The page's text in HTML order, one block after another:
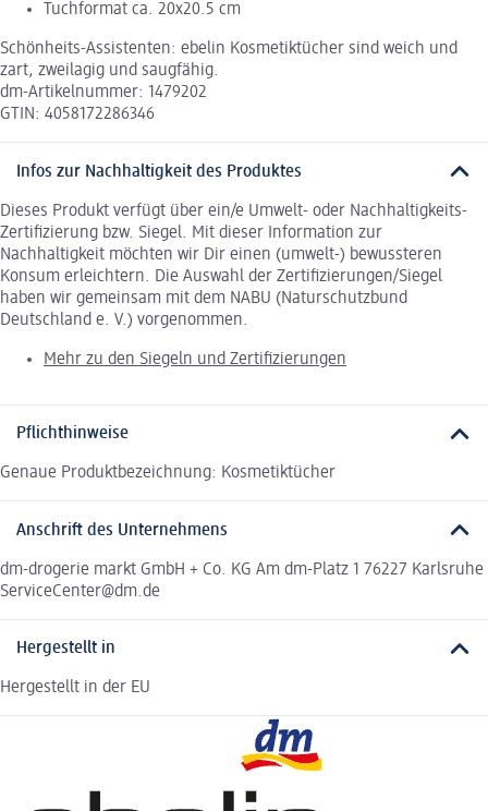
Tuchformat ca. 20x20.5 cm
Schönheits-Assistenten: ebelin Kosmetiktücher sind weich und
zart, zweilagig und saugfähig.
dm-Artikelnummer: 1479202
GTIN: 4058172286346
Infos zur Nachhaltigkeit des Produktes
Dieses Produkt verfügt über ein/e Umwelt- oder Nachhaltigkeits-
Zertifizierung bzw. Siegel. Mit dieser Information zur
Nachhaltigkeit möchten wir Dir einen (umwelt-) bewussteren
Konsum erleichtern. Die Auswahl der Zertifizierungen/Siegel
haben wir gemeinsam mit dem NABU (Naturschutzbund
Deutschland e. V.) vorgenommen.
Mehr zu den Siegeln und Zertifizierungen
Pflichthinweise
Genaue Produktbezeichnung: Kosmetiktücher
Anschrift des Unternehmens
dm-drogerie markt GmbH + Co. KG Am dm-Platz 1 76227 Karlsruhe
ServiceCenter@dm.de
Hergestellt in
Hergestellt in der EU